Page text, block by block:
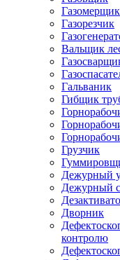
Газомерщик
Газорезчик
Вальщик
Гальваник
Гибщик
Грузчик
Дежурный у
Дежурный
Дворник
контролю